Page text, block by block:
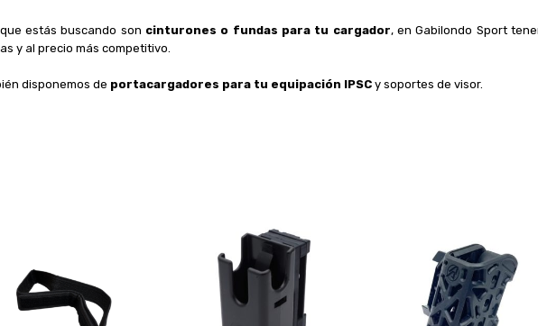
estás buscando son cinturones o fundas para tu cargador, en Gabilondo Sport
y al precio más competitivo.
disponemos de portacargadores para tu equipación IPSC y soportes de visor.